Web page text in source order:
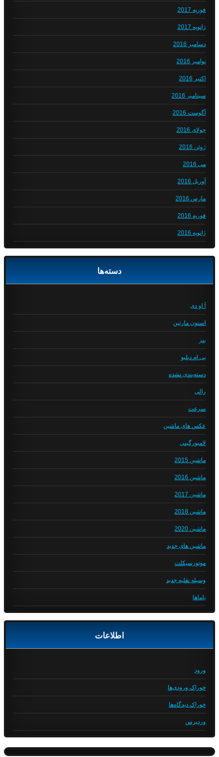
فوریه 2017
ژانویه 2017
دسامبر 2016
نوامبر 2016
اکتبر 2016
سپتامبر 2016
آگوست 2016
جولای 2016
ژوئن 2016
می 2016
آوریل 2016
مارس 2016
فوریه 2016
ژانویه 2016
دسته‌ها
آ او دی
استون مارتین
بنز
بی ام دبلیو
دسته‌بندی نشده
رالی
سرعت
عکس های ماشین
لامبورگینی
ماشین 2015
ماشین 2016
ماشین 2017
ماشین 2018
ماشین 2020
ماشین های جدید
موتورسیکلت
وسیله نقلیه جدید
یاماها
اطلاعات
ورود
خوراک ورودی‌ها
خوراک دیدگاه‌ها
وردپرس